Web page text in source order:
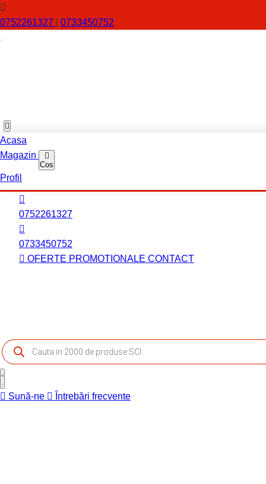
0752261327 0733450752
Acasa
Magazin
Cos
Profil
0752261327
0733450752
OFERTE PROMOTIONALE CONTACT
Products
search
Sună-ne Întrebări frecvente